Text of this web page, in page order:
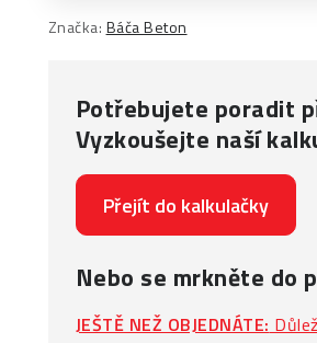
Značka: Báča Beton
Potřebujete poradit
Vyzkoušejte naší
Přejít do kalkulačky
Nebo se mrkněte do
JEŠTĚ NEŽ OBJEDNÁTE: